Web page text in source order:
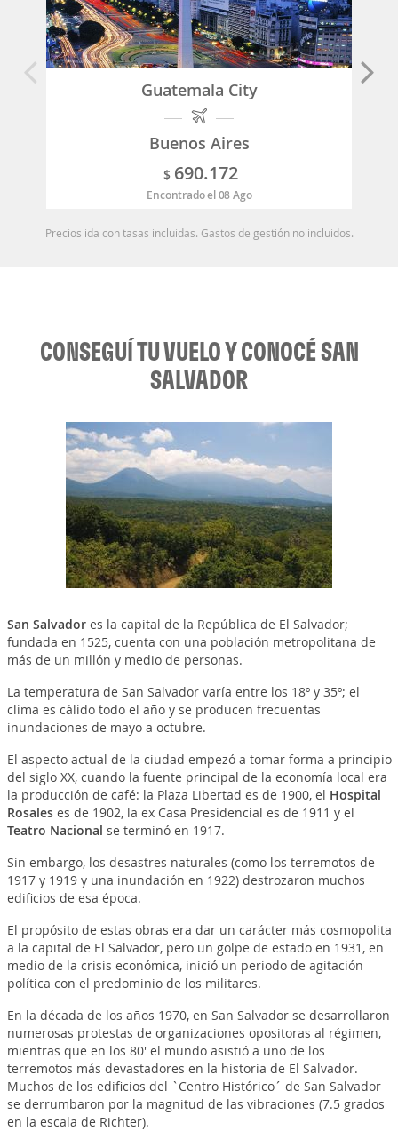
Guatemala City
Buenos Aires
$ 690.172
Encontrado el 08 Ago
Precios ida con tasas incluidas. Gastos de gestión no incluidos.
CONSEGUÍ TU VUELO Y CONOCÉ SAN
SALVADOR
San Salvadores la capital de la República de El Salvador;
fundada en 1525, cuenta con una población metropolitana de
más de un millón y medio de personas.
La temperatura de San Salvador varía entre los 18º y 35º; el
clima es cálido todo el año y se producen frecuentas
inundaciones de mayo a octubre.
El aspecto actual de la ciudad empezó a tomar forma a principio
del siglo XX, cuando la fuente principal de la economía local era
la producción de café: la Plaza Libertad es de 1900, el Hospital
Rosaleses de 1902, la ex Casa Presidencial es de 1911 y el
Teatro Nacional se terminó en 1917.
Sin embargo, los desastres naturales (como los terremotos de
1917 y 1919 y una inundación en 1922) destrozaron muchos
edificios de esa época.
El propósito de estas obras era dar un carácter más cosmopolita
a la capital de El Salvador, pero un golpe de estado en 1931, en
medio de la crisis económica, inició un periodo de agitación
política con el predominio de los militares.
En la década de los años 1970, en San Salvador se desarrollaron
numerosas protestas de organizaciones opositoras al régimen,
mientras que en los 80' el mundo asistió a uno de los
terremotos más devastadores en la historia de El Salvador.
Muchos de los edificios del `Centro Histórico´ de San Salvador
se derrumbaron por la magnitud de las vibraciones (7.5 grados
en la escala de Richter).